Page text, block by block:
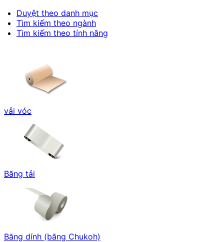
Duyệt theo danh mục
Tìm kiếm theo ngành
Tìm kiếm theo tính năng
vải vóc
Băng tải
Băng dính (băng Chukoh)